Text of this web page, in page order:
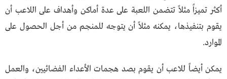
أكثر تميزاً مثلاً تتضمن اللعبة على عدة أماكن وأهداف على اللاعب أن
يقوم بتنفيذها، يمكنه مثلاً أن يتوجه للمنجم من أجل الحصول على
الموارد.
يمكن أيضاً للاعب أن يقوم بصد هجمات الأعداء الفضائيين، والعمل